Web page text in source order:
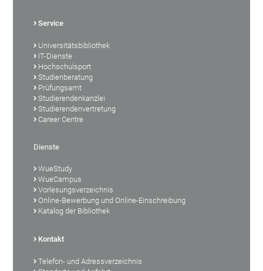
Service
Universitätsbibliothek
IT-Dienste
Hochschulsport
Studienberatung
Prüfungsamt
Studierendenkanzlei
Studierendenvertretung
Career Centre
Dienste
WueStudy
WueCampus
Vorlesungsverzeichnis
Online-Bewerbung und Online-Einschreibung
Katalog der Bibliothek
Kontakt
Telefon- und Adressverzeichnis